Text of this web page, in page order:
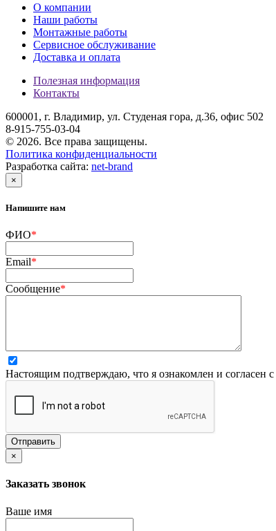
О компании
Наши работы
Монтажные работы
Сервисное обслуживание
Доставка и оплата
Полезная информация
Контакты
600001, г. Владимир, ул. Студеная гора, д.36, офис 502
8-915-755-03-04
© 2026. Все права защищены.
Политика конфиденциальности
Разработка сайта: net-brand
×
Напишите нам
ФИО*
Email*
Cообщение*
Настоящим подтверждаю, что я ознакомлен и согласен с
Отправить
×
Заказать звонок
Ваше имя